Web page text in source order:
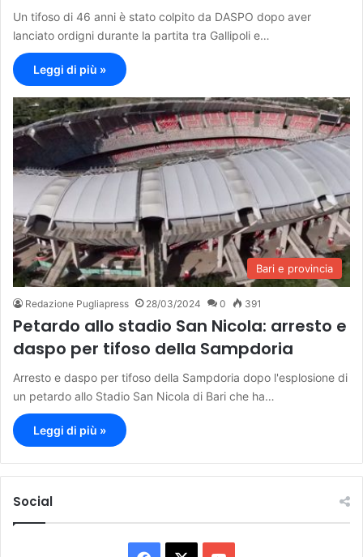
Un tifoso di 46 anni è stato colpito da DASPO dopo aver
lanciato ordigni durante la partita tra Gallipoli e…
Leggi di più »
Bari e provincia
Redazione Pugliapress 28/03/2024 0 391
Petardo allo stadio San Nicola: arresto e
daspo per tifoso della Sampdoria
Arresto e daspo per tifoso della Sampdoria dopo l'esplosione di
un petardo allo Stadio San Nicola di Bari che ha…
Leggi di più »
Social